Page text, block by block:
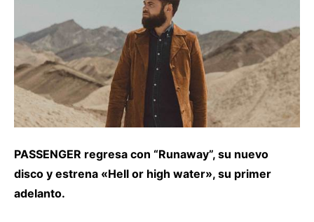
PASSENGER regresa con “Runaway”, su nuevo
disco y estrena «Hell or high water», su primer
adelanto.